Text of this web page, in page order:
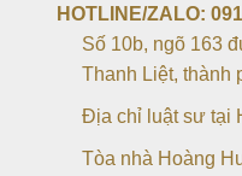
HOTLINE/ZALO:
Số 10b, ngõ 163
Thanh Liệt, thành
Địa chỉ luật sư tại
Tòa nhà Hoàng